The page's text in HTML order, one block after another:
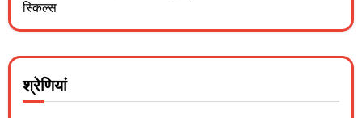
स्किल्स
श्रेणियां